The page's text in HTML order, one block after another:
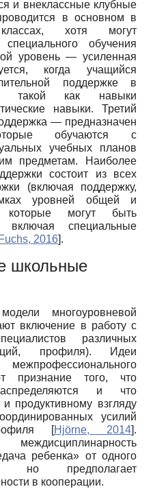
и внеклассные клубные
в основном в
классах, хотя могут
обучения
уровень — усиленная
когда учащийся
поддержке в
такой как навыки
навыки. Третий
— предназначен
обучаются с
учебных планов
предметам. Наиболее
состоит из всех
(включая поддержку,
уровней общей и
которые могут быть
специальные
2016].
школьные
многоуровневой
включение в работу с
различных
профиля). Идеи
признание того, что
и что
продуктивному взгляду
усилий
[Hjörne, 2014].
ребенка» от одного
но предполагает
в кооперации.